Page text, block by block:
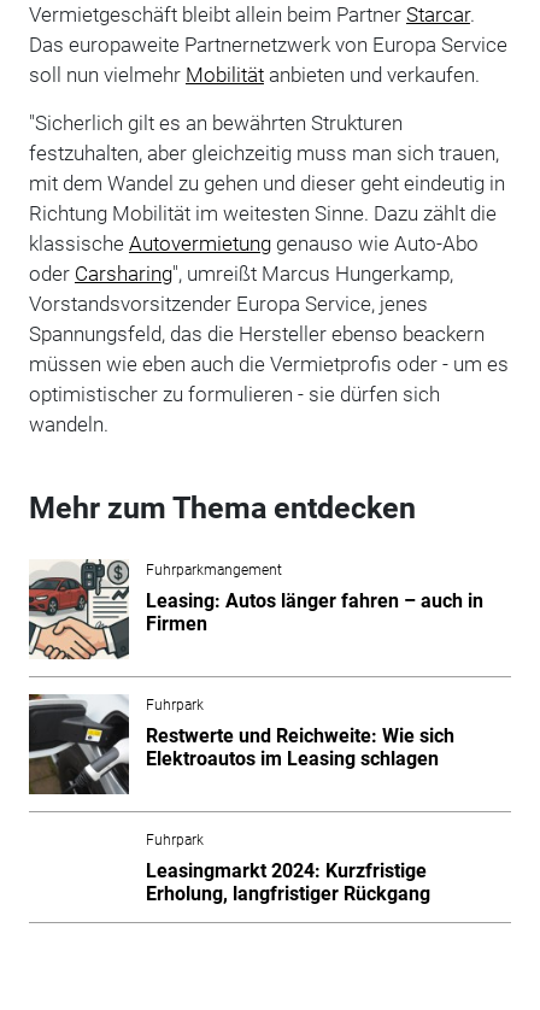
Vermietgeschäft bleibt allein beim Partner Starcar.
Das europaweite Partnernetzwerk von Europa Service
soll nun vielmehr Mobilitätanbieten und verkaufen.
"Sicherlich gilt es an bewährten Strukturen
festzuhalten, aber gleichzeitig muss man sich trauen,
mit dem Wandel zu gehen und dieser geht eindeutig in
Richtung Mobilität im weitesten Sinne. Dazu zählt die
klassische Autovermietunggenauso wie Auto-Abo
oder Carsharing", umreißt Marcus Hungerkamp,
Vorstandsvorsitzender Europa Service, jenes
Spannungsfeld, das die Hersteller ebenso beackern
müssen wie eben auch die Vermietprofis oder - um es
optimistischer zu formulieren - sie dürfen sich
wandeln.
Mehr zum Thema entdecken
Fuhrparkmangement
Leasing: Autos länger fahren – auch in
Firmen
Fuhrpark
Restwerte und Reichweite: Wie sich
Elektroautos im Leasing schlagen
Fuhrpark
Leasingmarkt 2024: Kurzfristige
Erholung, langfristiger Rückgang